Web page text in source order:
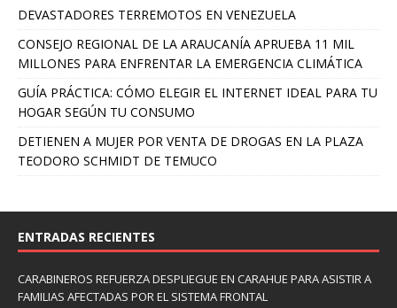
DEVASTADORES TERREMOTOS EN VENEZUELA
CONSEJO REGIONAL DE LA ARAUCANÍA APRUEBA 11 MIL
MILLONES PARA ENFRENTAR LA EMERGENCIA CLIMÁTICA
GUÍA PRÁCTICA: CÓMO ELEGIR EL INTERNET IDEAL PARA TU
HOGAR SEGÚN TU CONSUMO
DETIENEN A MUJER POR VENTA DE DROGAS EN LA PLAZA
TEODORO SCHMIDT DE TEMUCO
ENTRADAS RECIENTES
CARABINEROS REFUERZA DESPLIEGUE EN CARAHUE PARA ASISTIR A
FAMILIAS AFECTADAS POR EL SISTEMA FRONTAL